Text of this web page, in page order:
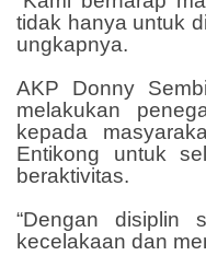
tidak hanya untuk
ungkapnya.
AKP Donny
melakukan
kepada
Entikong untuk
beraktivitas.
“Dengan disiplin
kecelakaan dan